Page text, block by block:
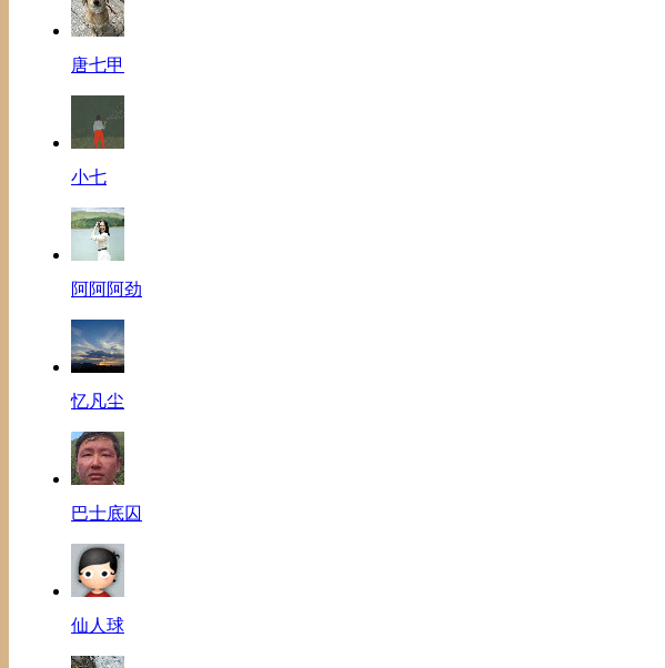
唐七甲
小七
阿阿阿劲
忆凡尘
巴士底囚
仙人球